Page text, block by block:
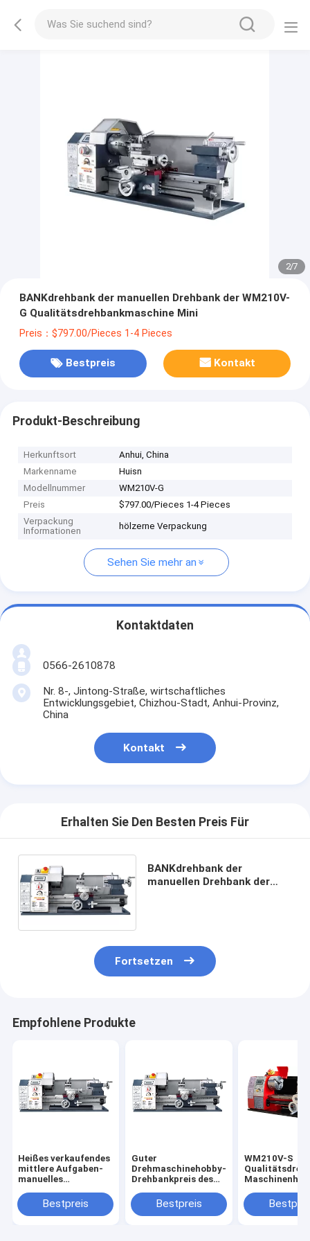
2/7
BANKdrehbank der manuellen Drehbank der WM210V-
G Qualitätsdrehbankmaschine Mini
Preis：$797.00/Pieces 1-4 Pieces
Bestpreis Kontakt
Produkt-Beschreibung
Herkunftsort
Anhui, China
Markenname
Huisn
Modellnummer
WM210V-G
Preis
$797.00/Pieces 1-4 Pieces
Verpackung
Informationen
hölzerne Verpackung
Sehen Sie mehr an
Kontaktdaten
0566-2610878
Nr. 8-, Jintong-Straße, wirtschaftliches
Entwicklungsgebiet, Chizhou-Stadt, Anhui-Provinz,
China
Kontakt
Erhalten Sie Den Besten Preis Für
BANKdrehbank der
manuellen Drehbank der
Fortsetzen
Empfohlene Produkte
Heißes verkaufendes
mittlere Aufgaben-
manuelles
Mini Lathe WM210V-
G
Bestpreis
Guter
Drehmaschinehobby-
Drehbankpreis des
manueller
Metallbillig für
Bestpreis
WM210V-S
DIY guter
Metall